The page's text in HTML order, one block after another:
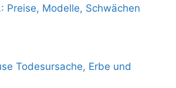
Preise, Modelle, Schwächen
Todesursache, Erbe und